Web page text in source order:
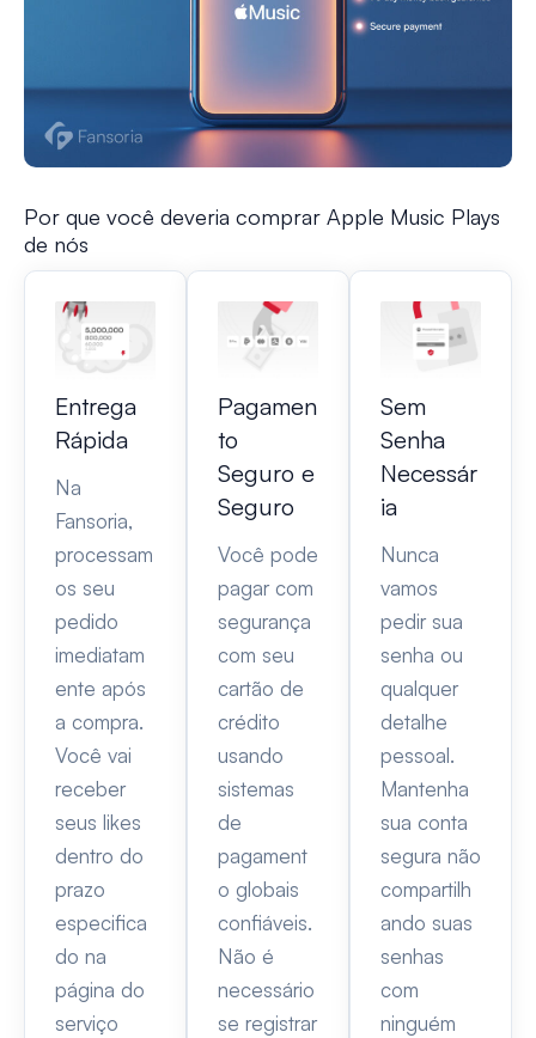
Por que você deveria comprar Apple Music Plays
de nós
Entrega
Rápida
Na
Fansoria,
processam
os seu
pedido
imediatam
ente após
a compra.
Você vai
receber
seus likes
dentro do
prazo
especifica
do na
página do
serviço
Pagamen
to
Seguro e
Seguro
Você pode
pagar com
segurança
com seu
cartão de
crédito
usando
sistemas
de
pagament
o globais
confiáveis.
Não é
necessário
se registrar
Sem
Senha
Necessár
ia
Nunca
vamos
pedir sua
senha ou
qualquer
detalhe
pessoal.
Mantenha
sua conta
segura não
compartilh
ando suas
senhas
com
ninguém